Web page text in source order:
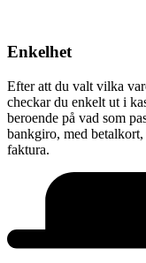
Enkelhet
Efter att du valt vilka
checkar du enkelt ut i
beroende på vad som
bankgiro, med
faktura.